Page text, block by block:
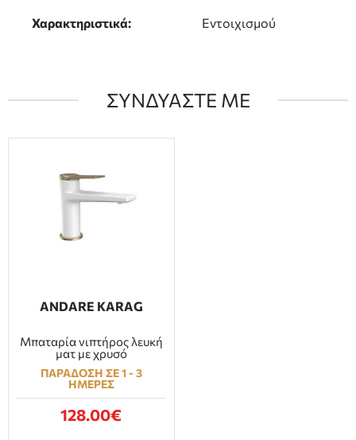
Χαρακτηριστικά: Εντοιχισμού
ΣΥΝΔΥΑΣΤΕ ΜΕ
ANDARE KARAG
Μπαταρία νιπτήρος λευκή
ματ με χρυσό
ΠΑΡΑΔΟΣΗ ΣΕ 1 - 3
ΗΜΕΡΕΣ
128.00€